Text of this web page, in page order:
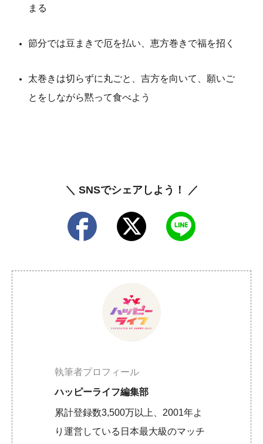
まる
節分では豆まきで厄を払い、恵方巻きで福を招く
太巻きは切らずに丸ごと、吉方を向いて、願いご
とをしながら黙って食べよう
＼ SNSでシェアしよう！ ／
執筆者プロフィール
ハッピーライフ編集部
累計登録数3,500万以上、2001年よ
り運営している日本最大級のマッチ